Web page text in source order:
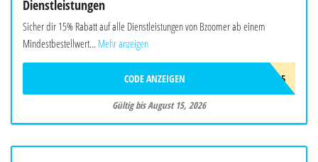
Dienstleistungen
Sicher dir 15% Rabatt auf alle Dienstleistungen von Bzoomer ab einem
Mindestbestellwert... Mehr anzeigen
SMR15
CODE ANZEIGEN
Gültig bis August 15, 2026